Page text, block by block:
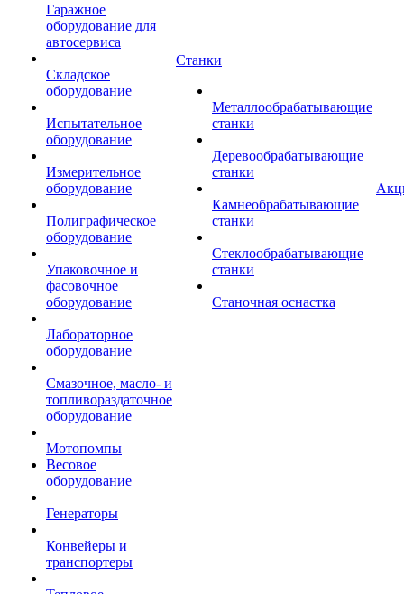
Гаражное
оборудование для
автосервиса
Складское
оборудование
Испытательное
оборудование
Измерительное
оборудование
Полиграфическое
оборудование
Упаковочное и
фасовочное
оборудование
Лабораторное
оборудование
Смазочное, масло- и
топливораздаточное
оборудование
Мотопомпы
Весовое
оборудование
Генераторы
Конвейеры и
транспортеры
Станки
Металлообрабатывающие
станки
Деревообрабатывающие
станки
Камнеобрабатывающие
станки
Стеклообрабатывающие
станки
Станочная оснастка